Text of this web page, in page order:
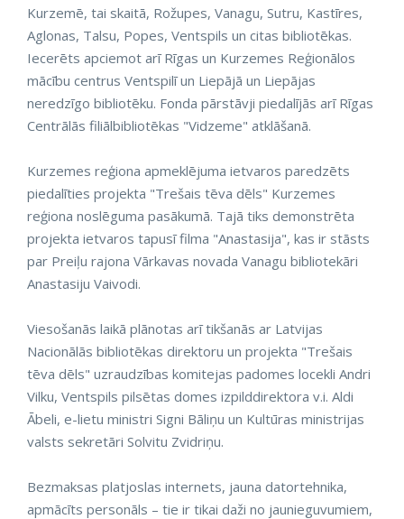
Kurzemē, tai skaitā, Rožupes, Vanagu, Sutru, Kastīres,
Aglonas, Talsu, Popes, Ventspils un citas bibliotēkas.
Iecerēts apciemot arī Rīgas un Kurzemes Reģionālos
mācību centrus Ventspilī un Liepājā un Liepājas
neredzīgo bibliotēku. Fonda pārstāvji piedalījās arī Rīgas
Centrālās filiālbibliotēkas "Vidzeme" atklāšanā.
Kurzemes reģiona apmeklējuma ietvaros paredzēts
piedalīties projekta "Trešais tēva dēls" Kurzemes
reģiona noslēguma pasākumā. Tajā tiks demonstrēta
projekta ietvaros tapusī filma "Anastasija", kas ir stāsts
par Preiļu rajona Vārkavas novada Vanagu bibliotekāri
Anastasiju Vaivodi.
Viesošanās laikā plānotas arī tikšanās ar Latvijas
Nacionālās bibliotēkas direktoru un projekta "Trešais
tēva dēls" uzraudzības komitejas padomes locekli Andri
Vilku, Ventspils pilsētas domes izpilddirektora v.i. Aldi
Ābeli, e-lietu ministri Signi Bāliņu un Kultūras ministrijas
valsts sekretāri Solvitu Zvidriņu.
Bezmaksas platjoslas internets, jauna datortehnika,
apmācīts personāls – tie ir tikai daži no jaunieguvumiem,